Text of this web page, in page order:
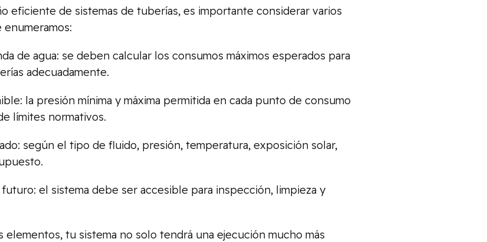
eficiente de sistemas de tuberías, es importante considerar varios
de agua: se deben calcular los consumos máximos esperados para
adecuadamente.
la presión mínima y máxima permitida en cada punto de consumo
límites normativos.
según el tipo de fluido, presión, temperatura, exposición solar,
el sistema debe ser accesible para inspección, limpieza y
elementos, tu sistema no solo tendrá una ejecución mucho más